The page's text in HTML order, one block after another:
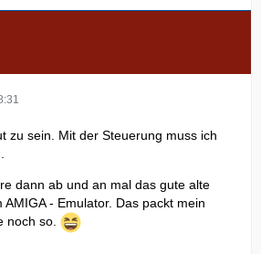
zu sein. Mit der Steuerung muss ich
dann ab und an mal das gute alte
- Emulator. Das packt mein
noch so.